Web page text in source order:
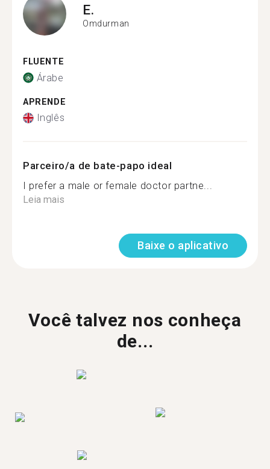
E.
Omdurman
FLUENTE
Árabe
APRENDE
Inglês
Parceiro/a de bate-papo ideal
I prefer a male or female doctor partne...
Leia mais
Baixe o aplicativo
Você talvez nos conheça
de...